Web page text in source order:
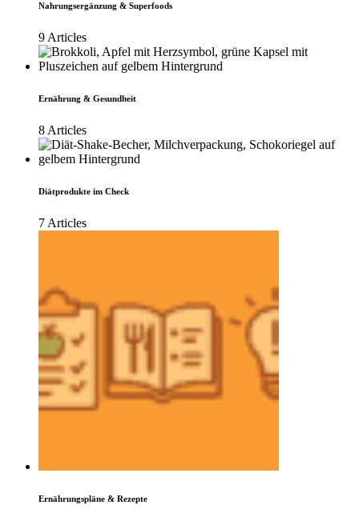
Nahrungsergänzung & Superfoods
9 Articles
Ernährung & Gesundheit
8 Articles
Diätprodukte im Check
7 Articles
Ernährungspläne & Rezepte